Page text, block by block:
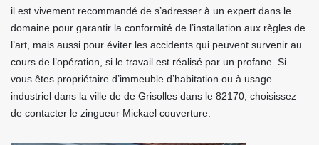
il est vivement recommandé de s’adresser à un expert dans le
domaine pour garantir la conformité de l’installation aux règles de
l’art, mais aussi pour éviter les accidents qui peuvent survenir au
cours de l’opération, si le travail est réalisé par un profane. Si
vous êtes propriétaire d’immeuble d’habitation ou à usage
industriel dans la ville de de Grisolles dans le 82170, choisissez
de contacter le zingueur Mickael couverture.